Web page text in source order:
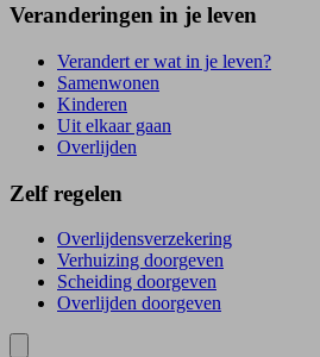
Veranderingen in je leven
Verandert er wat in je leven?
Samenwonen
Kinderen
Uit elkaar gaan
Overlijden
Zelf regelen
Overlijdensverzekering
Verhuizing doorgeven
Scheiding doorgeven
Overlijden doorgeven